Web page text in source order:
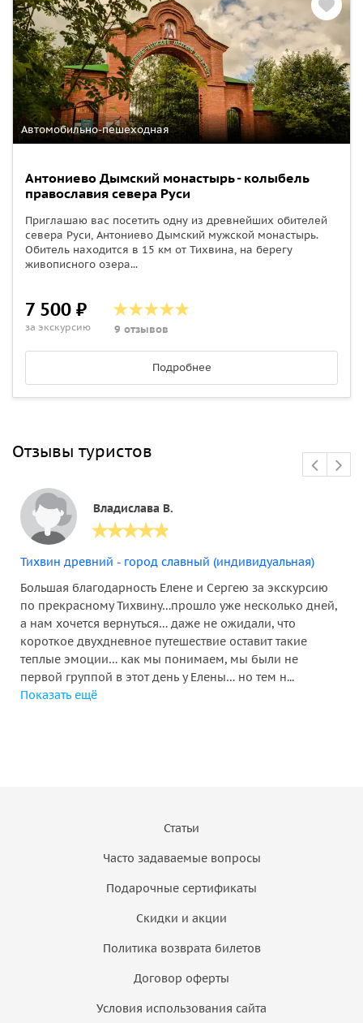
Автомобильно-пешеходная
Антониево Дымский монастырь - колыбель
православия севера Руси
Приглашаю вас посетить одну из древнейших обителей
севера Руси, Антониево Дымский мужской монастырь.
Обитель находится в 15 км от Тихвина, на берегу
живописного озера...
7 500 ₽
за экскурсию 9 отзывов
Подробнее
Отзывы туристов
Владислава В.
Тихвин древний - город славный (индивидуальная)
Большая благодарность Елене и Сергею за экскурсию
по прекрасному Тихвину…прошло уже несколько дней,
а нам хочется вернуться… даже не ожидали, что
короткое двухдневное путешествие оставит такие
теплые эмоции… как мы понимаем, мы были не
первой группой в этот день у Елены… но тем н...
Показать ещё
Статьи
Часто задаваемые вопросы
Подарочные сертификаты
Скидки и акции
Политика возврата билетов
Договор оферты
Условия использования сайта